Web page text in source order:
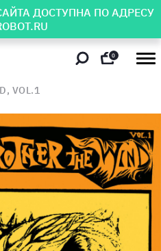
ДОСТУПНА ПО АДРЕСУ
0
VOL.1